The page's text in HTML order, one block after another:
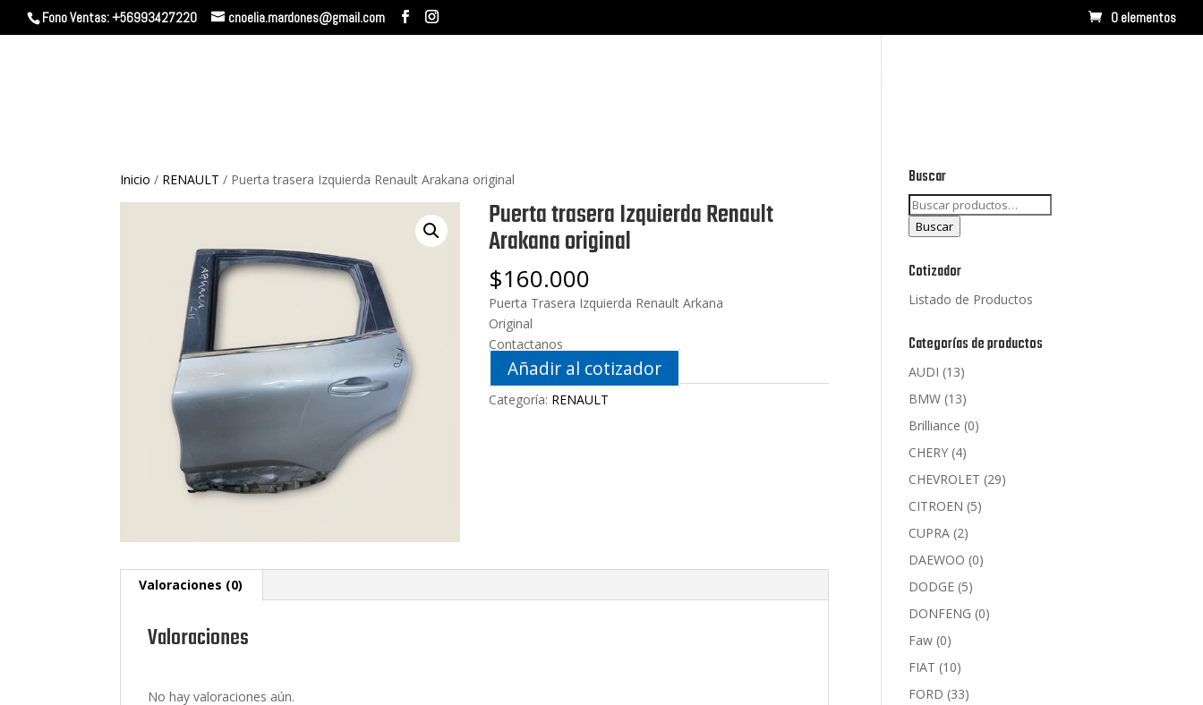
Fono Ventas: +56993427220 cnoelia.mardones@gmail.com 0 elementos
CONTACTO
Inicio / RENAULT / Puerta trasera Izquierda Renault Arakana original
Puerta trasera Izquierda Renault
Arakana original
$160.000
Puerta Trasera Izquierda Renault Arkana
Original
Contactanos
Añadir al cotizador
Categoría: RENAULT
Valoraciones (0)
Valoraciones
No hay valoraciones aún.
Buscar
Buscar
por:
Buscar
Cotizador
Listado de Productos
Categorías de productos
AUDI (13)
BMW (13)
Brilliance (0)
CHERY (4)
CHEVROLET (29)
CITROEN (5)
CUPRA (2)
DAEWOO (0)
DODGE (5)
DONFENG (0)
Faw (0)
FIAT (10)
FORD (33)